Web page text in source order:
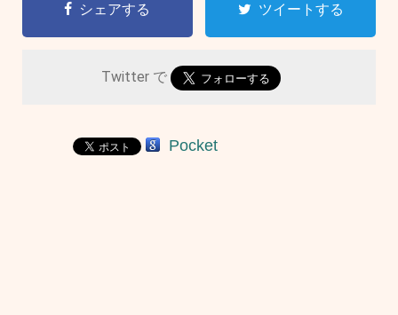
シェアする ツイートする
Twitter で
Pocket